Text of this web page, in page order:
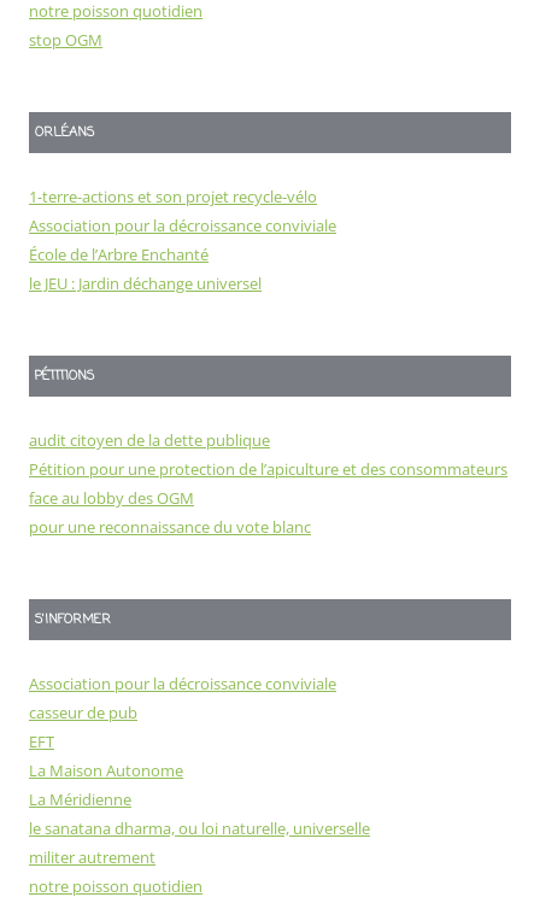
notre poisson quotidien
stop OGM
ORLÉANS
1-terre-actions et son projet recycle-vélo
Association pour la décroissance conviviale
École de l’Arbre Enchanté
le JEU : Jardin déchange universel
PÉTITIONS
audit citoyen de la dette publique
Pétition pour une protection de l’apiculture et des consommateurs
face au lobby des OGM
pour une reconnaissance du vote blanc
S'INFORMER
Association pour la décroissance conviviale
casseur de pub
EFT
La Maison Autonome
La Méridienne
le sanatana dharma, ou loi naturelle, universelle
militer autrement
notre poisson quotidien